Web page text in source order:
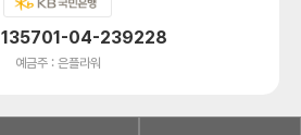
135701-04-239228
예금주 : 은플라워